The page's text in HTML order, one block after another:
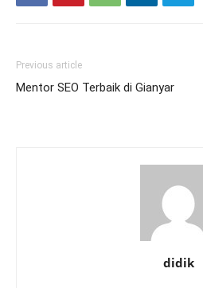
Previous article
Mentor SEO Terbaik di Gianyar
didik